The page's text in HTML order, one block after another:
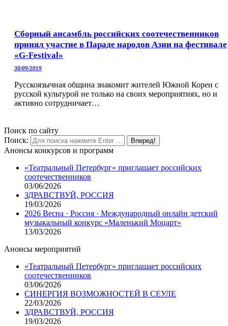
Сборный ансамбль российских соотечественников
принял участие в Параде народов Азии на фестивале
«G-Festival»
30/09/2019
Русскоязычная община знакомит жителей Южной Кореи с
русской культурой не только на своих мероприятиях, но и
активно сотрудничает…
Поиск по сайту
Поиск:
Анонсы конкурсов и программ
«Театральный Петербург» приглашает российских
соотечественников
03/06/2026
ЗДРАВСТВУЙ, РОССИЯ
19/03/2026
2026 Весна · Россия · Международный онлайн детский
музыкальный конкурс «Маленький Моцарт»
13/03/2026
Анонсы мероприятий
«Театральный Петербург» приглашает российских
соотечественников
03/06/2026
СИНЕРГИЯ ВОЗМОЖНОСТЕЙ В СЕУЛЕ
22/03/2026
ЗДРАВСТВУЙ, РОССИЯ
19/03/2026